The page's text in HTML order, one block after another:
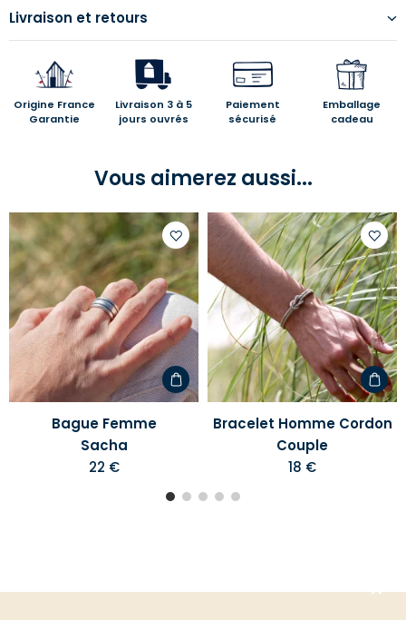
Livraison et retours
Origine France
Garantie
Livraison 3 à 5
jours ouvrés
Paiement
sécurisé
Emballage
cadeau
Vous aimerez aussi...
Ajouter
à
votre
liste
d'envies
Bague Femme
Sacha
22 €
à
votre
liste
Bracelet Homme Cordon
Couple
18 €